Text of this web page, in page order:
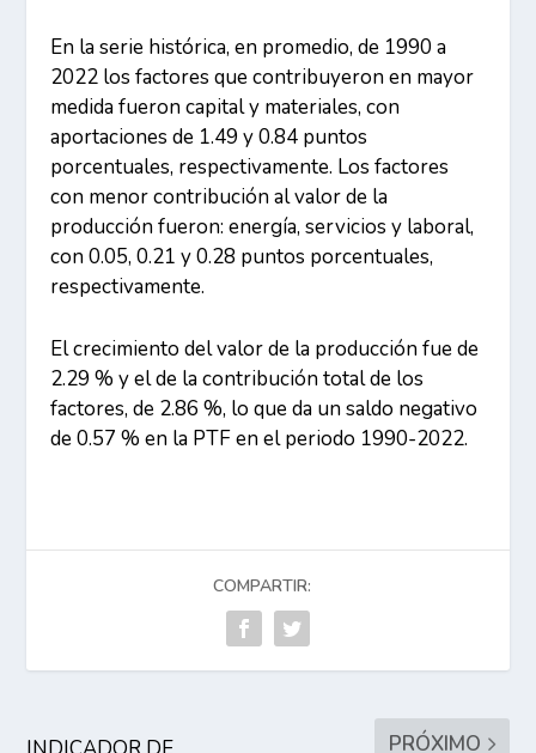
En la serie histórica, en promedio, de 1990 a
2022 los factores que contribuyeron en mayor
medida fueron capital y materiales, con
aportaciones de 1.49 y 0.84 puntos
porcentuales, respectivamente. Los factores
con menor contribución al valor de la
producción fueron: energía, servicios y laboral,
con 0.05, 0.21 y 0.28 puntos porcentuales,
respectivamente.
El crecimiento del valor de la producción fue de
2.29 % y el de la contribución total de los
factores, de 2.86 %, lo que da un saldo negativo
de 0.57 % en la PTF en el periodo 1990-2022.
COMPARTIR:
PRÓXIMO